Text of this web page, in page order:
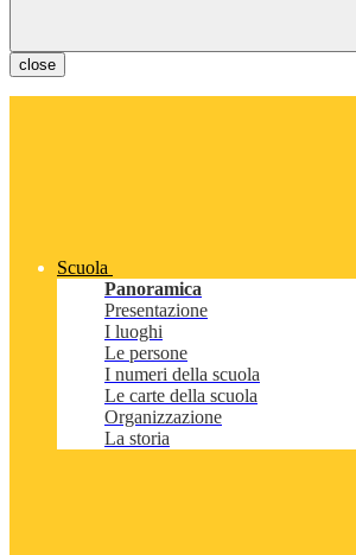
close
Scuola
Panoramica
Presentazione
I luoghi
Le persone
I numeri della scuola
Le carte della scuola
Organizzazione
La storia